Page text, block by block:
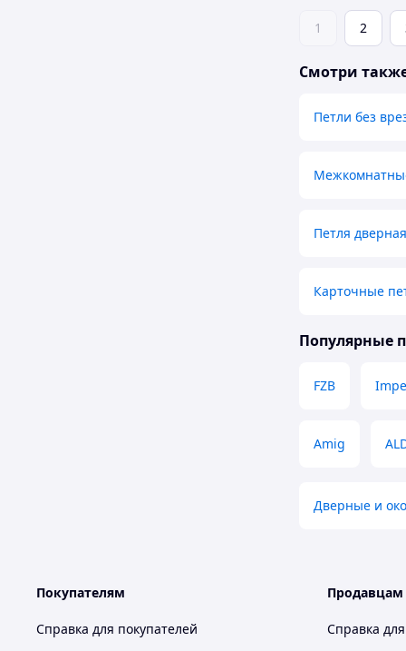
1 2
Смотри
Петли без
Петля
Карточные
Популярные
FZB
Amig
Дверные и
Покупателям
Справка для покупателей
Продавцам
Справка